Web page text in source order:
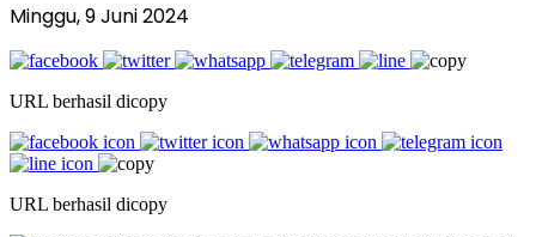
Minggu, 9 Juni 2024
URL berhasil dicopy
URL berhasil dicopy